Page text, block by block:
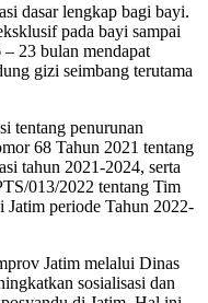
dasar lengkap bagi bayi.
pada bayi sampai
– 23 bulan mendapat
gizi seimbang terutama
tentang penurunan
68 Tahun 2021 tentang
tahun 2021-2024, serta
013/2022 tentang Tim
Jatim periode Tahun 2022-
Jatim melalui Dinas
sosialisasi dan